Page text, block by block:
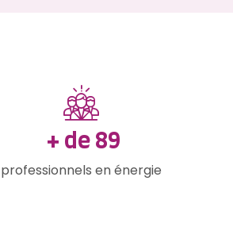
+ de 127
professionnels en énergie